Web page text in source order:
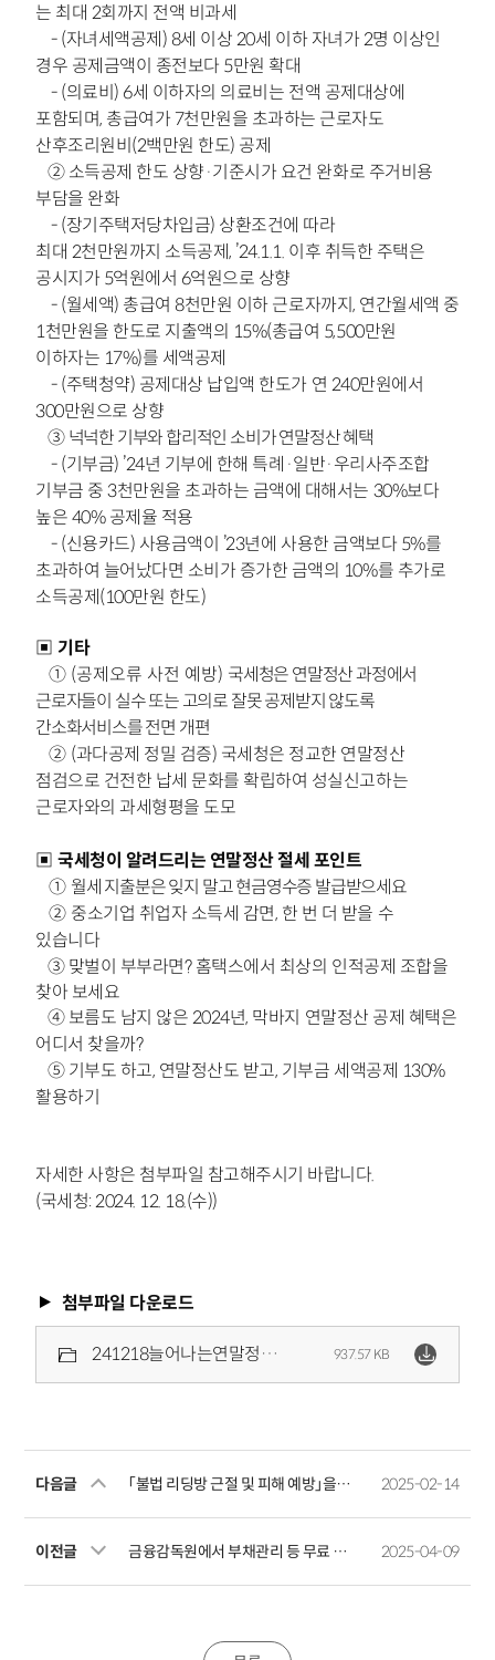
는 최대 2회까지 전액 비과세
-(자녀세액공제) 8세 이상 20세 이하 자녀가 2명 이상인
경우 공제금액이 종전보다 5만원 확대
-(의료비) 6세 이하자의 의료비는 전액 공제대상에
포함되며, 총급여가 7천만원을 초과하는 근로자도
산후조리원비(2백만원 한도) 공제
②소득공제 한도 상향·기준시가 요건 완화로 주거비용
부담을 완화
-(장기주택저당차입금) 상환조건에 따라
최대 2천만원까지 소득공제, ’24.1.1. 이후 취득한 주택은
공시지가5억원에서 6억원으로 상향
-(월세액) 총급여 8천만원 이하 근로자까지, 연간월세액 중
1천만원을 한도로 지출액의 15%(총급여 5,500만원
이하자는 17%)를 세액공제
- (주택청약) 공제대상 납입액 한도가 연 240만원에서
300만원으로 상향
③ 넉넉한 기부와 합리적인 소비가 연말정산 혜택
-(기부금) ’24년 기부에 한해 특례·일반·우리사주조합
기부금 중 3천만원을 초과하는 금액에 대해서는 30%보다
높은 40% 공제율 적용
-(신용카드) 사용금액이 ’23년에 사용한 금액보다 5%를
초과하여 늘어났다면 소비가 증가한 금액의 10%를 추가로
소득공제(100만원 한도)
▣ 기타
① (공제오류 사전 예방) 국세청은 연말정산 과정에서
근로자들이 실수 또는고의로 잘못 공제받지 않도록
간소화서비스를 전면 개편
② (과다공제 정밀 검증) 국세청은 정교한 연말정산
점검으로 건전한 납세 문화를 확립하여 성실신고하는
근로자와의 과세형평을 도모
▣ 국세청이 알려드리는 연말정산 절세 포인트
① 월세 지출분은 잊지 말고 현금영수증 발급받으세요
② 중소기업 취업자 소득세 감면, 한 번 더 받을 수
있습니다
③맞벌이 부부라면? 홈택스에서 최상의 인적공제 조합을
찾아 보세요
④보름도 남지 않은 2024년, 막바지 연말정산 공제 혜택은
어디서 찾을까?
⑤ 기부도 하고, 연말정산도 받고, 기부금 세액공제 130%
활용하기
자세한 사항은 첨부파일 참고해주시기 바랍니다.
(국세청: 2024. 12. 18.(수))
첨부파일 다운로드
241218늘어나는연말정산공제혜택을빠짐없이챙겨보세요.pdf 937.57 KB
다음글 「불법 리딩방 근절 및 피해 예방」을 위한 공익캠페인 실시 2025-02-14
이전글 금융감독원에서 부채관리 등 무료 금융자문서비스 받으세요 2025-04-09